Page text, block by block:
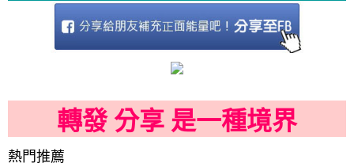
轉發 分享 是一種境界
熱門推薦